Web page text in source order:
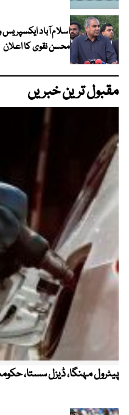
اسلام آباد
محسن نقوی کا اعلان
مقبول ترین خبریں
پیٹرول مہنگا، ڈیزل سستا،